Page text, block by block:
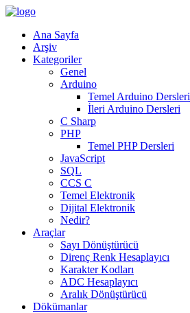
Ana Sayfa
Arşiv
Kategoriler
Genel
Arduino
Temel Arduino Dersleri
İleri Arduino Dersleri
C Sharp
PHP
Temel PHP Dersleri
JavaScript
SQL
CCS C
Temel Elektronik
Dijital Elektronik
Nedir?
Araçlar
Sayı Dönüştürücü
Direnç Renk Hesaplayıcı
Karakter Kodları
ADC Hesaplayıcı
Aralık Dönüştürücü
Dökümanlar